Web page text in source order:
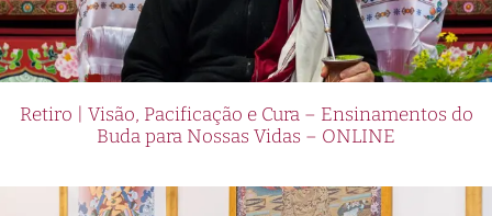
Retiro | Visão, Pacificação e Cura – Ensinamentos do
Buda para Nossas Vidas – ONLINE